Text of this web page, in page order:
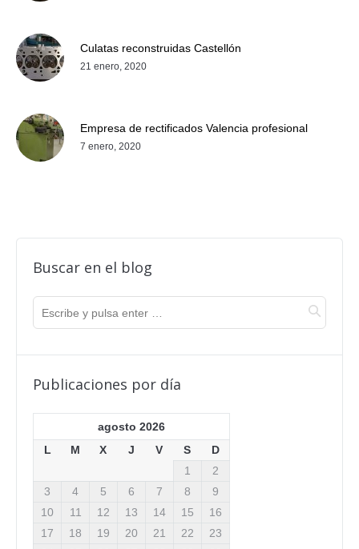
Culatas reconstruidas Castellón
21 enero, 2020
Empresa de rectificados Valencia profesional
7 enero, 2020
Buscar en el blog
Publicaciones por día
agosto 2026
L
M X J V S
D
1
2
3
4 5 6 7 8
9
10
11 12 13 14 15
16
17
18 19 20 21 22
23